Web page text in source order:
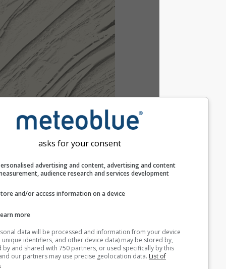
asks for your consent
Personalised advertising and content, advertising and
measurement, audience research and services
Store and/or access information on a device
Your personal data will be processed and information from
(cookies, unique identifiers, and other device data) may be
accessed by and shared with 750 partners, or used specifically
site. We and our partners may use precise geolocation data.